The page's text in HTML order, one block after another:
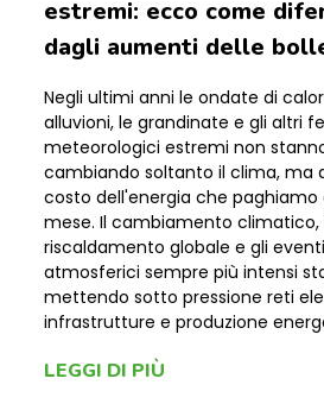
estremi: ecco come
dagli aumenti delle
Negli ultimi anni le ondate di
alluvioni, le grandinate e gli altri
meteorologici estremi non
cambiando soltanto il clima, ma
costo dell'energia che paghiamo
mese. Il cambiamento climatico,
riscaldamento globale e gli eventi
atmosferici sempre più intensi
mettendo sotto pressione reti
infrastrutture e produzione
LEGGI DI PIÙ